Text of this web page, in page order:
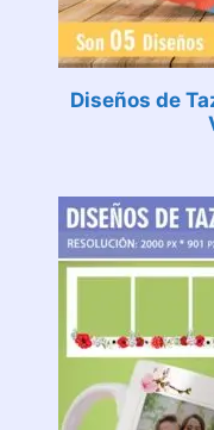
Diseños de